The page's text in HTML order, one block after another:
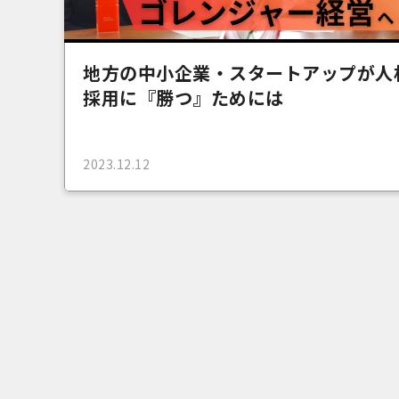
地方の中小企業・スタートアップが人
採用に『勝つ』ためには
2023.12.12